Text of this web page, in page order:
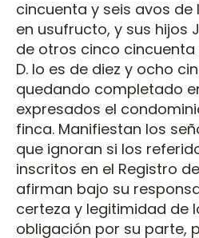
cincuenta y seis avos de
en usufructo, y sus hijos J.
de otros cinco cincuenta
D. lo es de diez y ocho
quedando completado
expresados el
finca. Manifiestan los
que ignoran si los
inscritos en el Registro
afirman bajo su
certeza y legitimidad de
obligación por su parte,